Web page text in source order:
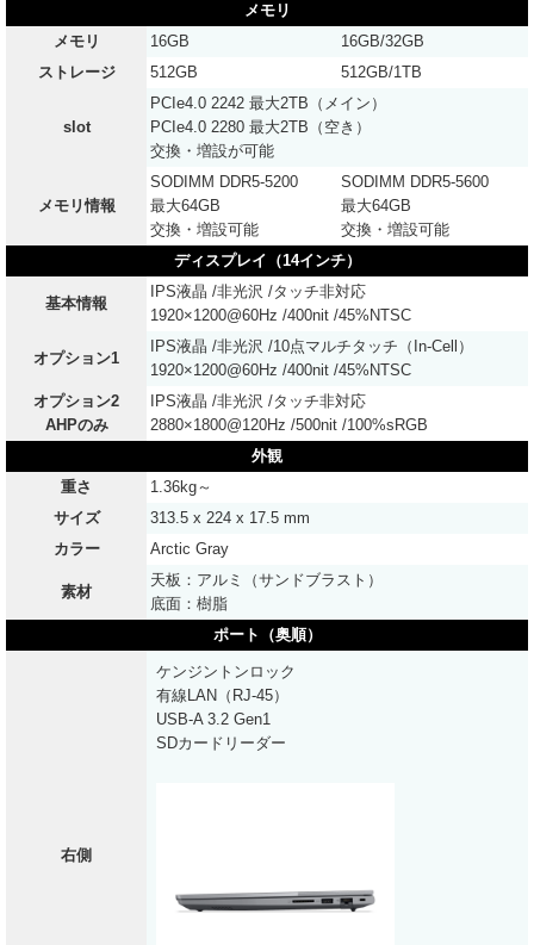
メモリ
メモリ
16GB
16GB/32GB
ストレージ
512GB 512GB/1TB
slot
PCIe4.0 2242 最大2TB（メイン）
PCIe4.0 2280 最大2TB（空き）
交換・増設が可能
メモリ情報
SODIMM DDR5-5200
最大64GB
交換・増設可能
SODIMM DDR5-5600
最大64GB
交換・増設可能
ディスプレイ（14インチ）
基本情報
IPS液晶 /非光沢 /タッチ非対応
1920×1200@60Hz /400nit /45%NTSC
オプション1
IPS液晶 /非光沢 /10点マルチタッチ（In-Cell）
1920×1200@60Hz /400nit /45%NTSC
オプション2
AHPのみ
IPS液晶 /非光沢 /タッチ非対応
2880×1800@120Hz /500nit /100%sRGB
外観
重さ
1.36kg～
サイズ
313.5 x 224 x 17.5 mm
カラー
Arctic Gray
素材
天板：アルミ（サンドブラスト）
底面：樹脂
ポート（奥順）
右側
ケンジントンロック
有線LAN（RJ-45）
USB-A 3.2 Gen1
SDカードリーダー